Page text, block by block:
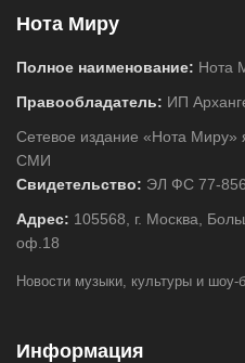
Нота Миру
Полное наименование: Нота
Правообладатель: ИП
Сетевое издание «Нота Миру»
СМИ
Свидетельство: ЭЛ ФС 77-
Адрес: 105568, г. Москва,
оф.18
Новости музыки, культуры и шоу-
Информация